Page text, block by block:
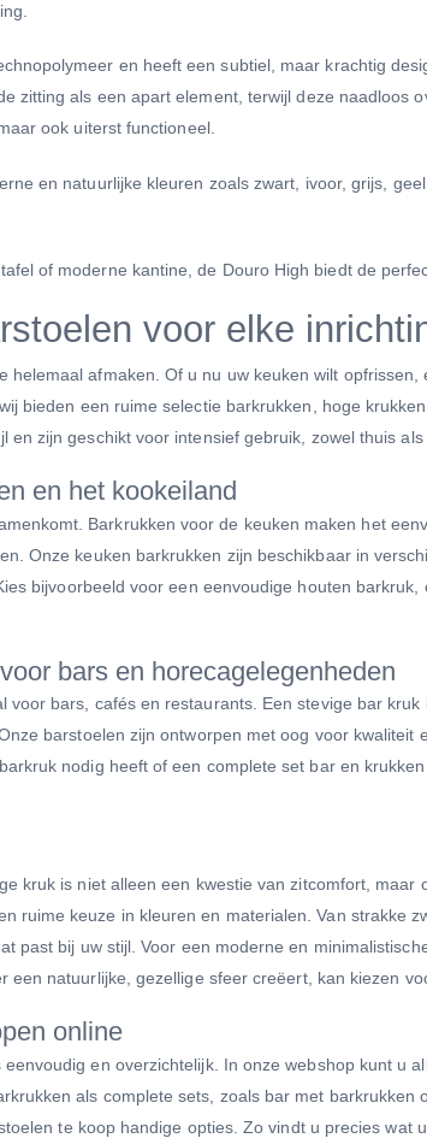
en heeft een subtiel, maar krachtig
zitting als een apart element, terwijl deze naadloos
ook uiterst functioneel.
en natuurlijke kleuren zoals zwart, ivoor, grijs,
of moderne kantine, de Douro High biedt de
voor elke
helemaal afmaken. Of u nu uw keuken wilt
bieden een ruime selectie barkrukken, hoge
en zijn geschikt voor intensief gebruik, zowel thuis als
en het kookeiland
Barkrukken voor de keuken maken het
Onze keuken barkrukken zijn beschikbaar in
bijvoorbeeld voor een eenvoudige houten
bars en horecagelegenheden
voor bars, cafés en restaurants. Een stevige bar
barstoelen zijn ontworpen met oog voor kwaliteit
nodig heeft of een complete set bar en
kruk is niet alleen een kwestie van zitcomfort, maar
ruime keuze in kleuren en materialen. Van strakke
past bij uw stijl. Voor een moderne en
een natuurlijke, gezellige sfeer creëert, kan kiezen
online
en overzichtelijk. In onze webshop kunt u
als complete sets, zoals bar met barkrukken
te koop handige opties. Zo vindt u precies wat